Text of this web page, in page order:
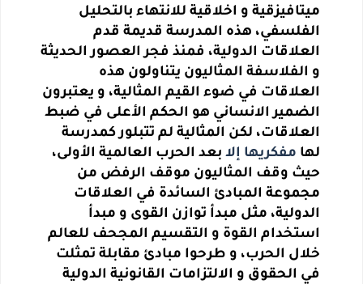
ميتافيزقية و اخلاقية للانتهاء بالتحليل
الفلسفي، هذه المدرسة قديمة قدم
العلاقات الدولية، فمنذ فجر العصور الحديثة
و الفلاسفة المثاليون يتناولون هذه
العلاقات في ضوء القيم المثالية، و يعتبرون
الضمير الانساني هو الحكم الأعلى في ضبط
العلاقات، لكن المثالية لم تتبلور كمدرسة
لها مفكريها إلا بعد الحرب العالمية الأولى،
حيث وقف المثاليون موقف الرفض من
مجموعة المبادئ السائدة في العلاقات
الدولية، مثل مبدأ توازن القوى و مبدأ
استخدام القوة و التقسيم المجحف للعالم
خلال الحرب، و طرحوا مبادئ مقابلة تمثلت
في الحقوق و الالتزامات القانونية الدولية